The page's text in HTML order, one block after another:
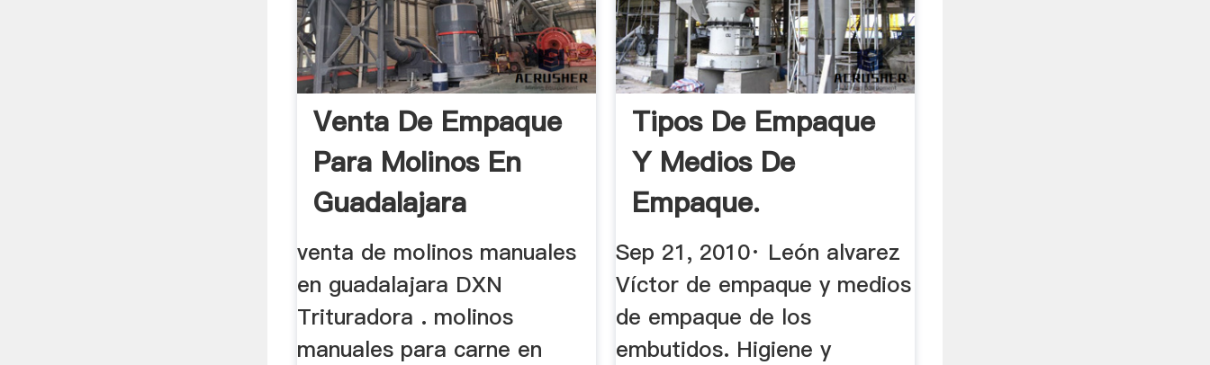
Venta De Empaque
Para Molinos En
Guadalajara
venta de molinos manuales
en guadalajara DXN
Trituradora . molinos
manuales para carne en
Tipos De Empaque
Y Medios De
Empaque.
SlideShare
Sep 21, 2010· León alvarez
Víctor de empaque y medios
de empaque de los
embutidos. Higiene y